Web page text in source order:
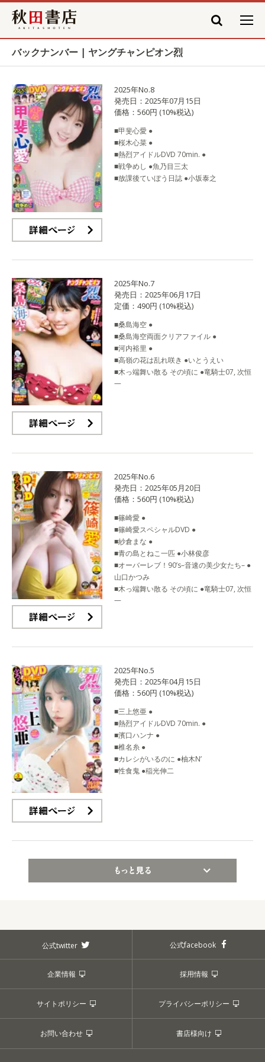
秋田書店
バックナンバー | ヤングチャンピオン烈
2025年No.8
発売日：2025年07月15日
価格：560円 (10%税込)
■甲斐心愛 ●
■桜木心菜 ●
■熱烈アイドルDVD 70min. ●
■戦争めし ●魚乃目三太
■放課後ていぼう日誌 ●小坂泰之
2025年No.7
発売日：2025年06月17日
定価：490円 (10%税込)
■桑島海空 ●
■桑島海空両面クリアファイル ●
■河内裕里 ●
■高嶺の花は乱れ咲き ●いとうえい
■木っ端舞い散る その頃に ●竜騎士07, 次恒
一
2025年No.6
発売日：2025年05月20日
価格：560円 (10%税込)
■篠崎愛 ●
■篠崎愛スペシャルDVD ●
■紗倉まな ●
■青の島とねこ一匹 ●小林俊彦
■オーバーレブ！90’s–音速の美少女たち– ●
山口かつみ
■木っ端舞い散る その頃に ●竜騎士07, 次恒
一
2025年No.5
発売日：2025年04月15日
価格：560円 (10%税込)
■三上悠亜 ●
■熱烈アイドルDVD 70min. ●
■濱口ハンナ ●
■椎名糸 ●
■カレシがいるのに ●柚木N’
■性食鬼 ●稲光伸二
公式twitter 公式facebook
企業情報 採用情報
サイトポリシー プライバシーポリシー
お問い合わせ 書店様向け